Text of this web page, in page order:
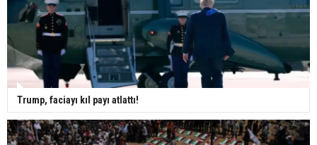
Trump, faciayı kıl payı atlattı!